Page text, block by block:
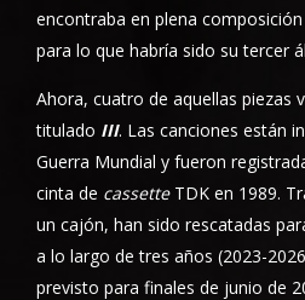
encontraba en plena
para lo que habría sido su tercer
Ahora, cuatro de aquellas piezas
titulado III. Las canciones están
Guerra Mundial y fueron
cinta de cassetteTDK en 1989.
un cajón, han sido rescatadas
a lo largo de tres años (2023-
previsto para finales de junio de